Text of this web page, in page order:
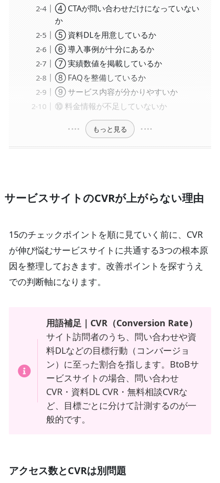
④ CTAが問い合わせだけになっていない
か
⑤ 資料DLを用意しているか
⑥ 導入事例が十分にあるか
⑦ 実績数値を掲載しているか
⑧ FAQを整備しているか
⑨ サービス内容が分かりやすいか
⑩ 料金情報が不足していないか
もっと見る
サービスサイトのCVRが上がらない理由
15のチェックポイントを順に見ていく前に、CVR
が伸び悩むサービスサイトに共通する3つの根本原
因を整理しておきます。改善ポイントを探すうえ
での判断軸になります。
用語補足｜CVR（Conversion Rate）
サイト訪問者のうち、問い合わせや資
料DLなどの目標行動（コンバージョ
ン）に至った割合を指します。BtoBサ
ービスサイトの場合、問い合わせ
CVR・資料DL CVR・無料相談CVRな
ど、目標ごとに分けて計測するのが一
般的です。
アクセス数とCVRは別問題